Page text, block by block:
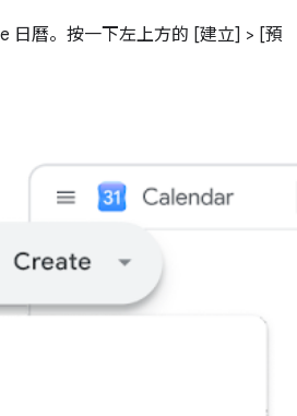
日曆。按一下左上方的 [建立] > [預